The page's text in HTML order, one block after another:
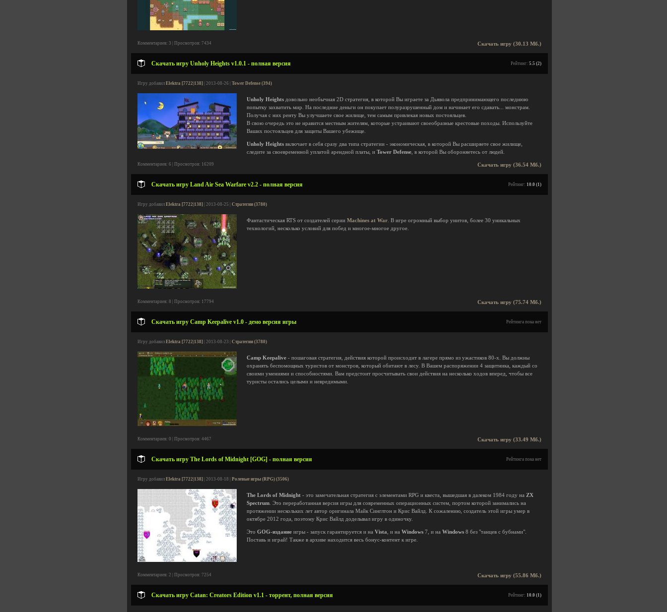
Скачать игру (30.13 Мб.)
Комментариев: 3 | Просмотров: 7434
Скачать игру Unholy Heights v1.0.1 - полная версия Рейтинг: 5.5 (2)
Игру добавил Elektra [7722|138] | 2013-08-26 | Tower Defense (394)
Unholy Heights довольно необычная 2D стратегия, в которой Вы играете за Дьявола предпринимающего последнюю
попытку захватить мир. На последние деньги он покупает полуразрушенный дом и начинает его сдавать... монстрам.
Получая с них ренту Вы улучшаете свое жилище, тем самым привлекая новых постояльцев.
В свою очередь это не нравится местным жителям, которые устраивают своеобразные крестовые походы. Используйте
Ваших постояльцев для защиты Вашего убежище.
Unholy Heights включает в себя сразу два типа стратегии - экономическая, в которой Вы расширяете свое жилище,
следите за своевременной уплатой арендной платы, и Tower Defense , в которой Вы обороняетесь от людей.
Скачать игру (36.54 Мб.)
Комментариев: 6 | Просмотров: 16209
Скачать игру Land Air Sea Warfare v2.2 - полная версия Рейтинг: 10.0 (1)
Игру добавил Elektra [7722|138] | 2013-08-25 | Стратегии (3780)
Фантастическая RTS от создателей серии Machines at War . В игре огромный выбор унитов, более 30 уникальных
технологий, несколько условий для побед и многое-многое другое.
Скачать игру (75.74 Мб.)
Комментариев: 8 | Просмотров: 17794
Скачать игру Camp Keepalive v1.0 - демо версия игры Рейтинга пока нет
Игру добавил Elektra [7722|138] | 2013-08-23 | Стратегии (3780)
Camp Keepalive - пошаговая стратегия, действия которой происходит в лагере прямо из ужастиков 80-х. Вы должны
охранять беспомощных туристов от монстров, который обитают в лесу. В Вашем распоряжении 4 защитника, каждый со
своими умениями и способностями. Вам предстоит просчитывать свои действия на несколько ходов вперед, чтобы все
туристы остались целыми и невредимыми.
Скачать игру (33.49 Мб.)
Комментариев: 0 | Просмотров: 4467
Скачать игру The Lords of Midnight [GOG] - полная версия Рейтинга пока нет
Игру добавил Elektra [7722|138] | 2013-08-18 | Ролевые игры (RPG) (3506)
The Lords of Midnight - это замечательная стратегия с элементами RPG и квеста, вышедшая в далеком 1984 году на ZX
Spectrum . Это переработанная версия игры для современных операционных систем, портом которой занимались на
протяжении нескольких лет автор оригинала Майк Синглтон и Крис Вайлд. К сожалению, создатель этой игры умер в
октябре 2012 года, поэтому Крис Вайлд доделывал игру в одиночку.
Это GOG-издание игры - запуск гарантируется и на Vista , и на Windows 7, и на Windows 8 без "танцев с бубнами".
Поставь и играй! Также в архиве находится весь бонус-контент к игре.
Скачать игру (55.86 Мб.)
Комментариев: 2 | Просмотров: 7254
Скачать игру Catan: Creators Edition v1.1 - торрент, полная версия Рейтинг: 10.0 (1)